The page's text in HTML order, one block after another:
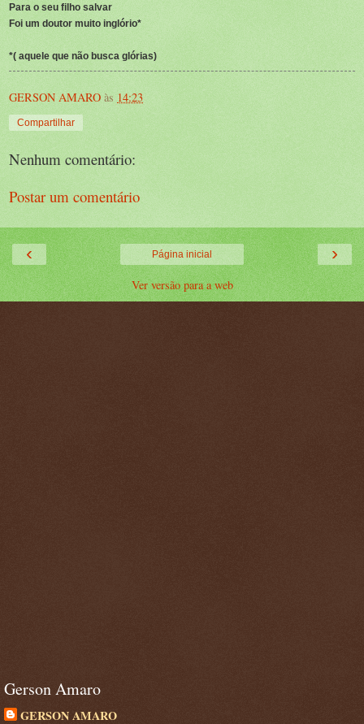
Para o seu filho salvar
Foi um doutor muito inglório*
*( aquele que não busca glórias)
GERSON AMARO às 14:23
Compartilhar
Nenhum comentário:
Postar um comentário
‹ ›
Página inicial
Ver versão para a web
Gerson Amaro
GERSON AMARO